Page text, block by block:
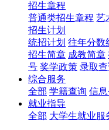
招生章程
普通类招生章程 艺
招生计划
统招计划 往年分数
招生简章 成教简章
号 奖学政策 录取
综合服务
全部 学籍查询 信
就业指导
全部 大学生就业服